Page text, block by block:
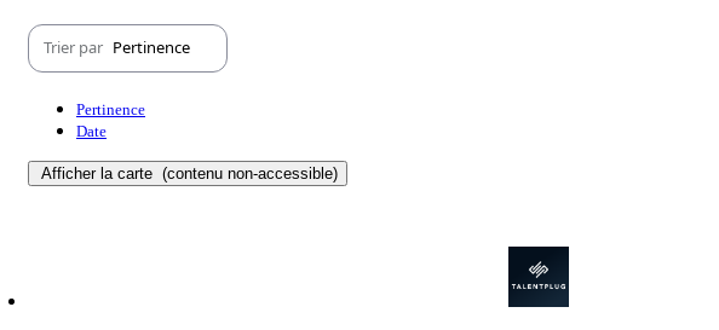
Trier par Pertinence
Pertinence
Date
Afficher la carte (contenu non-accessible)